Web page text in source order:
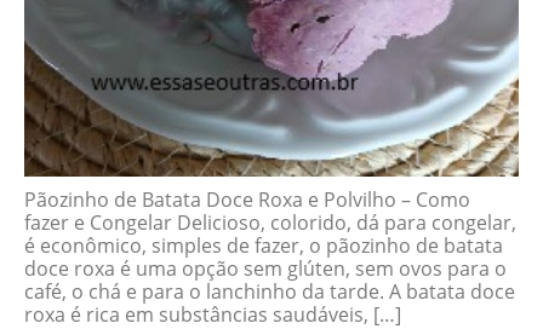
Pãozinho de Batata Doce Roxa e Polvilho – Como
fazer e Congelar Delicioso, colorido, dá para congelar,
é econômico, simples de fazer, o pãozinho de batata
doce roxa é uma opção sem glúten, sem ovos para o
café, o chá e para o lanchinho da tarde. A batata doce
roxa é rica em substâncias saudáveis, […]